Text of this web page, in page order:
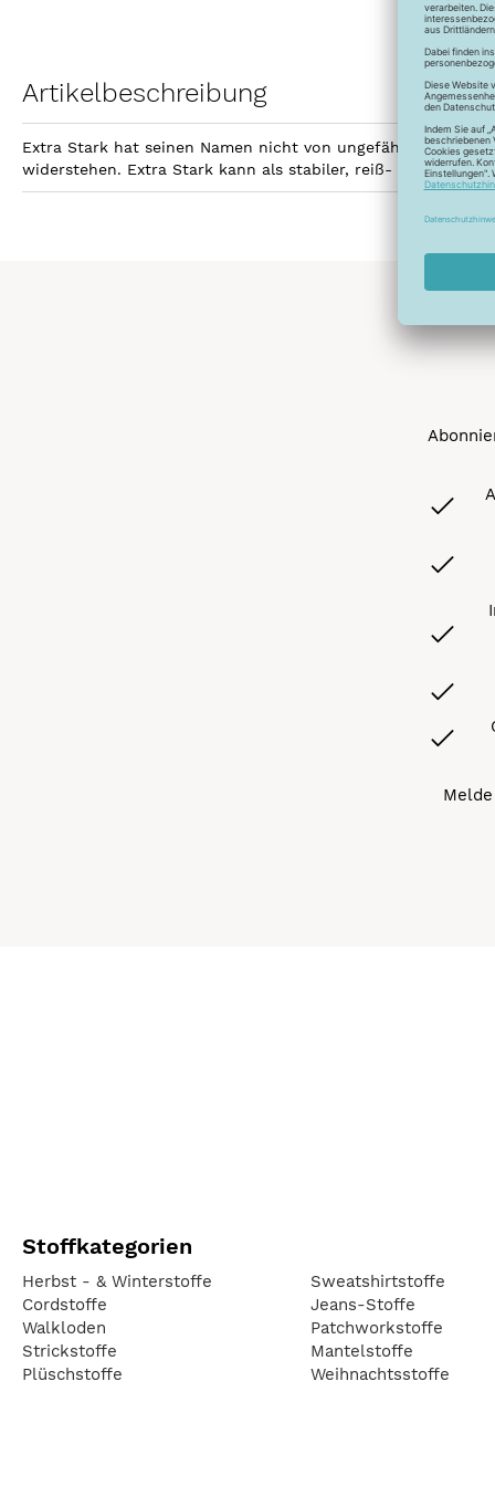
Artikelbeschreibung
Extra Stark hat seinen Namen nicht von ungefähr. Er hält
widerstehen. Extra Stark kann als stabiler, reiß- und
Stoffkategorien
Herbst - & Winterstoffe
Cordstoffe
Walkloden
Strickstoffe
Plüschstoffe
Sweatshirtstoffe
Jeans-Stoffe
Patchworkstoffe
Mantelstoffe
Weihnachtsstoffe